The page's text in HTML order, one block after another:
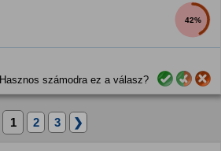
42%
Hasznos számodra ez a válasz?
1 2 3 ❯